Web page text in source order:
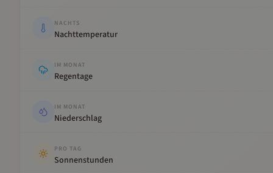
NACHTS
Nachttemperatur
IM MONAT
Regentage
IM MONAT
Niederschlag
PRO TAG
Sonnenstunden